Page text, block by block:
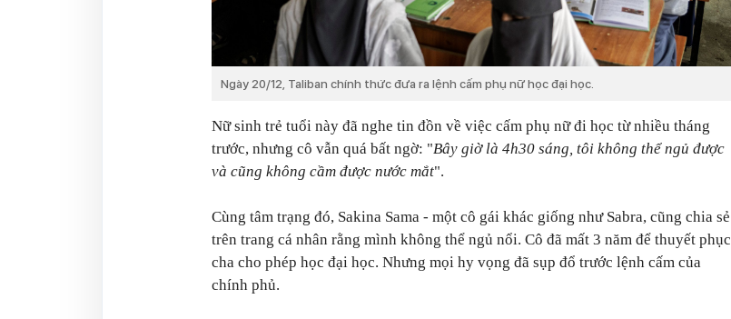
Ngày 20/12, Taliban chính thức đưa ra lệnh cấm phụ nữ học đại học.
Nữ sinh trẻ tuổi này đã nghe tin đồn về việc cấm phụ nữ đi học từ nhiều tháng
trước, nhưng cô vẫn quá bất ngờ: "Bây giờ là 4h30 sáng, tôi không thể ngủ được
và cũng không cầm được nước mắt".
Cùng tâm trạng đó, Sakina Sama - một cô gái khác giống như Sabra, cũng chia sẻ
trên trang cá nhân rằng mình không thể ngủ nổi. Cô đã mất 3 năm để thuyết phục
cha cho phép học đại học. Nhưng mọi hy vọng đã sụp đổ trước lệnh cấm của
chính phủ.